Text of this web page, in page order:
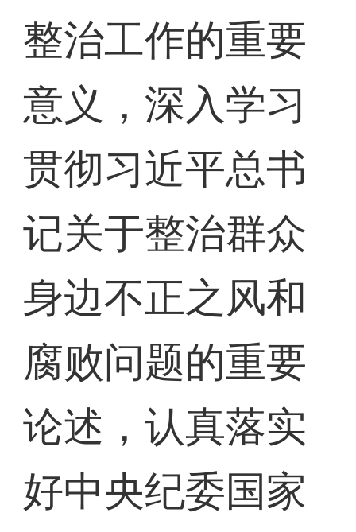
整治工作的重要
意义，深入学习
贯彻习近平总书
记关于整治群众
身边不正之风和
腐败问题的重要
论述，认真落实
好中央纪委国家